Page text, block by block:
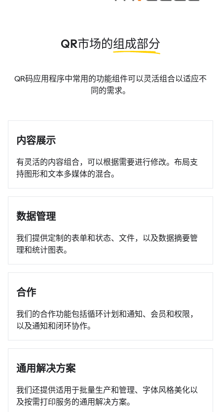
QR市场的组成部分
QR码应用程序中常用的功能组件可以灵活组合以适应不
同的需求。
内容展示
有灵活的内容组合，可以根据需要进行修改。布局支
持图形和文本多媒体的混合。
数据管理
我们提供定制的表单和状态、文件，以及数据摘要管
理和统计图表。
合作
我们的合作功能包括循环计划和通知、会员和权限，
以及通知和闭环协作。
通用解决方案
我们还提供适用于批量生产和管理、字体风格美化以
及按需打印服务的通用解决方案。